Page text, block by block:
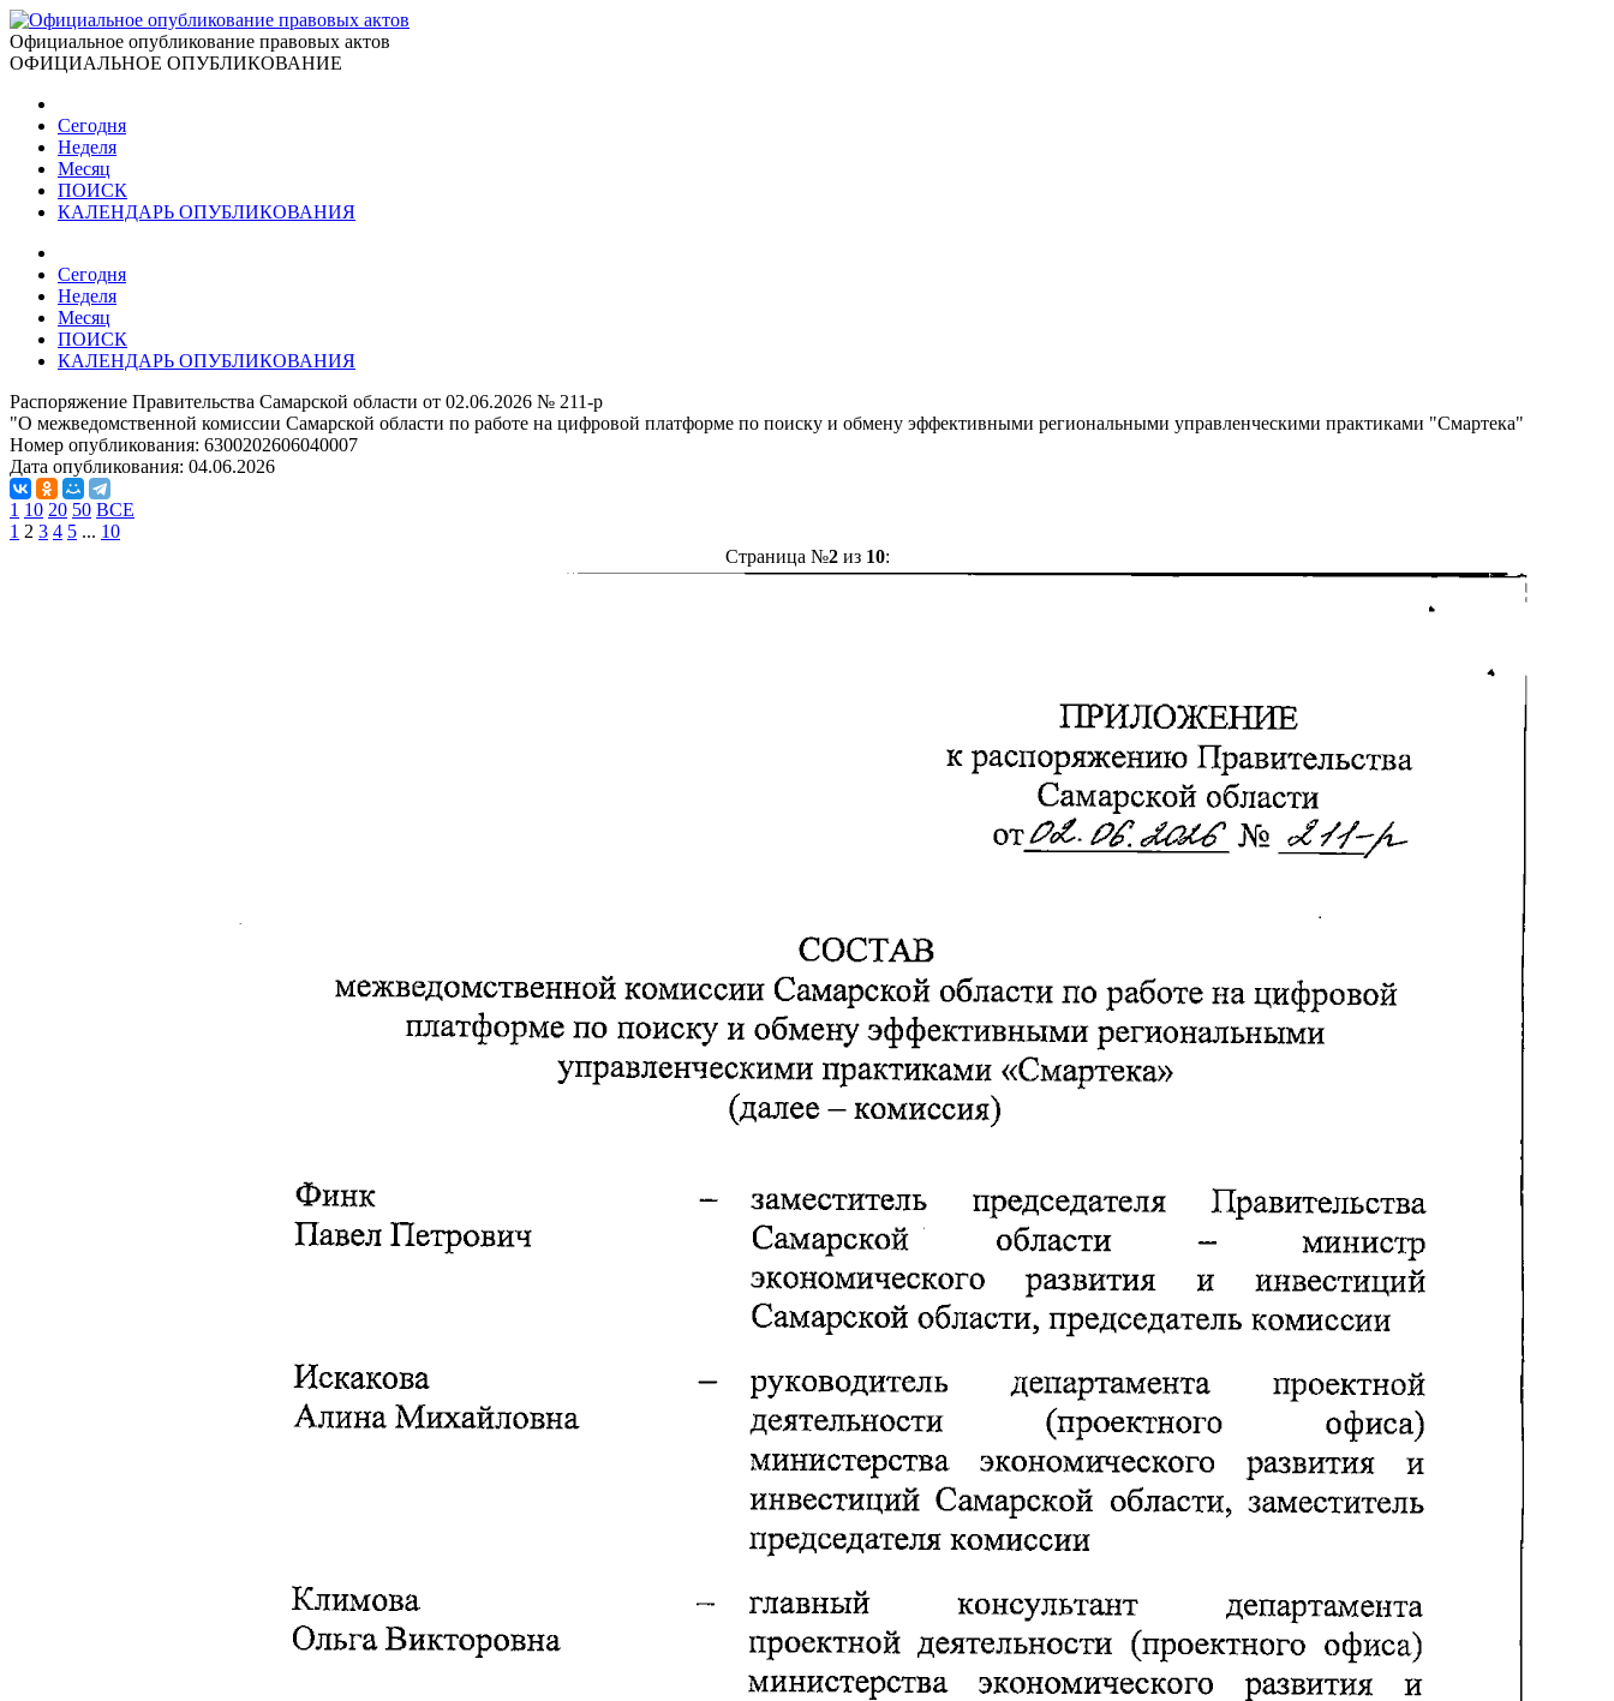
Официальное опубликование правовых актов
ОФИЦИАЛЬНОЕ ОПУБЛИКОВАНИЕ
Сегодня
Неделя
Месяц
ПОИСК
КАЛЕНДАРЬ ОПУБЛИКОВАНИЯ
Сегодня
Неделя
Месяц
ПОИСК
КАЛЕНДАРЬ ОПУБЛИКОВАНИЯ
Распоряжение Правительства Самарской области от 02.06.2026 № 211-р
"О межведомственной комиссии Самарской области по работе на цифровой платформе по поиску и обмену эффективными региональными управленческими практиками "Смартека"
Номер опубликования: 6300202606040007
Дата опубликования: 04.06.2026
1 10 20 50 ВСЕ
1 2 3 4 5 ... 10
Страница №2из 10: